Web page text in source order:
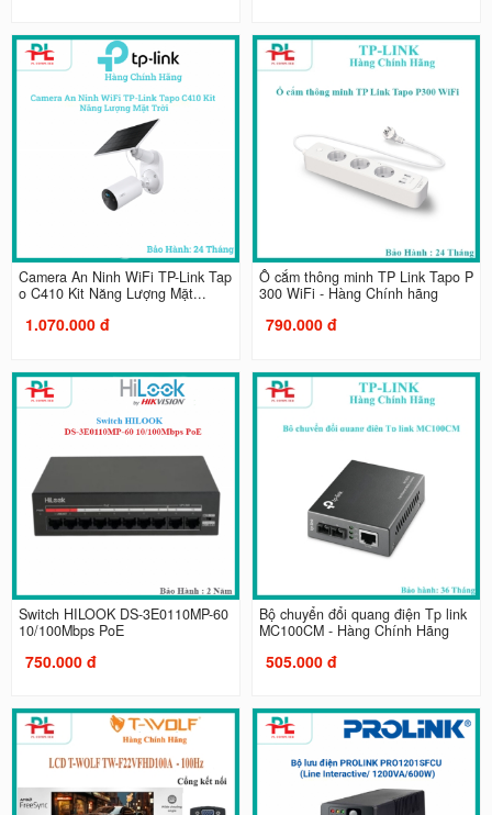
Camera An Ninh WiFi TP-Link Tap
o C410 Kit Năng Lượng Mặt...
1.070.000 đ
Ổ cắm thông minh TP Link Tapo P
300 WiFi - Hàng Chính hãng
790.000 đ
Switch HILOOK DS-3E0110MP-60
10/100Mbps PoE
750.000 đ
Bộ chuyển đổi quang điện Tp link
MC100CM - Hàng Chính Hãng
505.000 đ